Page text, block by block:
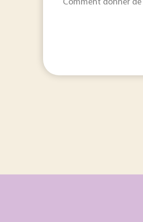
Comment donner de